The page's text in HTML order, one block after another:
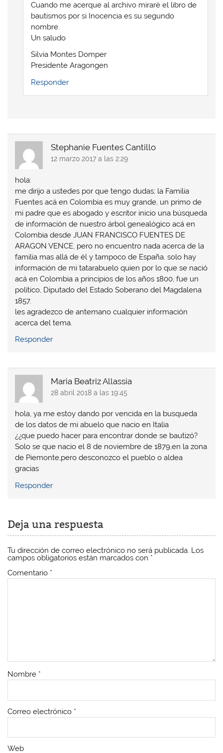
Cuando me acerque al archivo miraré el libro de
bautismos por si Inocencia es su segundo
nombre.
Un saludo
Silvia Montes Domper
Presidente Aragongen
Responder
Stephanie Fuentes Cantillo
12 marzo 2017 a las 2:29
hola:
me dirijo a ustedes por que tengo dudas; la Familia
Fuentes acá en Colombia es muy grande, un primo de
mi padre que es abogado y escritor inicio una búsqueda
de información de nuestro árbol genealógico acá en
Colombia desde JUAN FRANCISCO FUENTES DE
ARAGON VENCE, pero no encuentro nada acerca de la
familia mas allá de él y tampoco de España. solo hay
información de mi tatarabuelo quien por lo que se nació
acá en Colombia a principios de los años 1800, fue un
político, Diputado del Estado Soberano del Magdalena
1857.
les agradezco de antemano cualquier información
acerca del tema.
Responder
Maria Beatriz Allassia
28 abril 2018 a las 19:45
hola, ya me estoy dando por vencida en la busqueda
de los datos de mi abuelo que nacio en Italia
¿¿que puedo hacer para encontrar donde se bautizó?
Solo se que nacio el 8 de noviembre de 1879,en la zona
de Piemonte,pero desconozco el pueblo o aldea
gracias
Responder
Deja una respuesta
Tu dirección de correo electrónico no será publicada. Los
campos obligatorios están marcados con *
Comentario *
Nombre *
Correo electrónico *
Web